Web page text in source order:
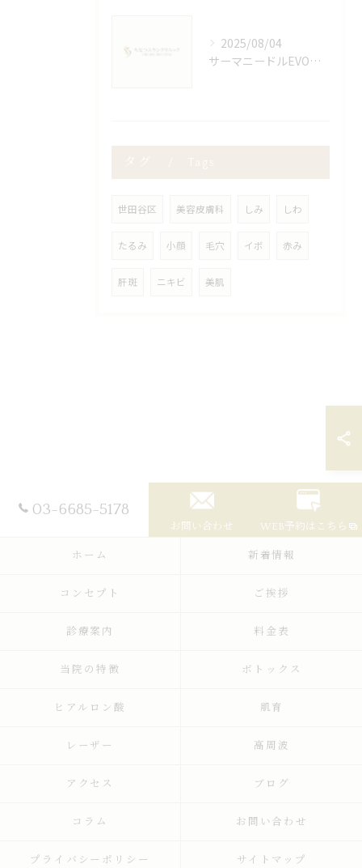
2025/08/04
サーマニードルEVOの真実と美容効果
世田谷区 美容皮膚科 しみ しわ
たるみ 小顔 毛穴 イボ 赤み
肝斑 ニキビ 美肌
03-6685-5178
お問い合わせ WEB予約はこちら
ホーム 新着情報
コンセプト ご挨拶
診療案内 料金表
当院の特徴 ボトックス
ヒアルロン酸 肌育
レーザー 高周波
アクセス ブログ
コラム お問い合わせ
プライバシーポリシー サイトマップ